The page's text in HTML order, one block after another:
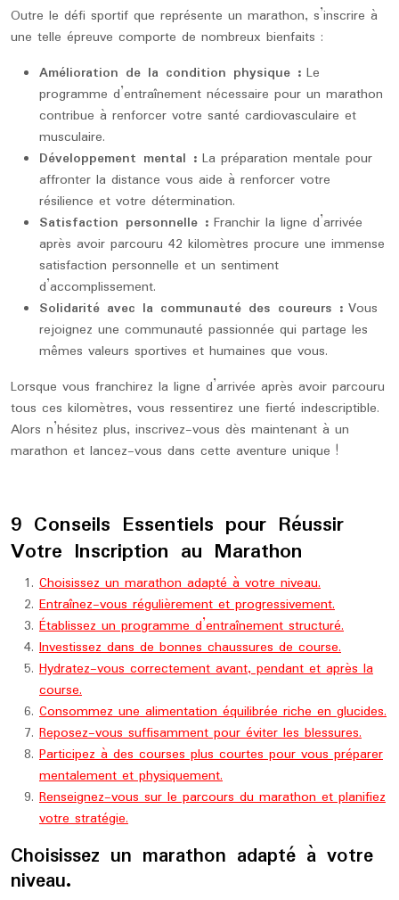
Outre le défi sportif que représente un marathon, s’inscrire à
une telle épreuve comporte de nombreux bienfaits :
Amélioration de la condition physique : Le
programme d’entraînement nécessaire pour un marathon
contribue à renforcer votre santé cardiovasculaire et
musculaire.
Développement mental : La préparation mentale pour
affronter la distance vous aide à renforcer votre
résilience et votre détermination.
Satisfaction personnelle : Franchir la ligne d’arrivée
après avoir parcouru 42 kilomètres procure une immense
satisfaction personnelle et un sentiment
d’accomplissement.
Solidarité avec la communauté des coureurs : Vous
rejoignez une communauté passionnée qui partage les
mêmes valeurs sportives et humaines que vous.
Lorsque vous franchirez la ligne d’arrivée après avoir parcouru
tous ces kilomètres, vous ressentirez une fierté indescriptible.
Alors n’hésitez plus, inscrivez-vous dès maintenant à un
marathon et lancez-vous dans cette aventure unique !
9 Conseils Essentiels pour Réussir
Votre Inscription au Marathon
Choisissez un marathon adapté à votre niveau.
Entraînez-vous régulièrement et progressivement.
Établissez un programme d’entraînement structuré.
Investissez dans de bonnes chaussures de course.
Hydratez-vous correctement avant, pendant et après la
course.
Consommez une alimentation équilibrée riche en glucides.
Reposez-vous suffisamment pour éviter les blessures.
Participez à des courses plus courtes pour vous préparer
mentalement et physiquement.
Renseignez-vous sur le parcours du marathon et planifiez
votre stratégie.
Choisissez un marathon adapté à votre
niveau.